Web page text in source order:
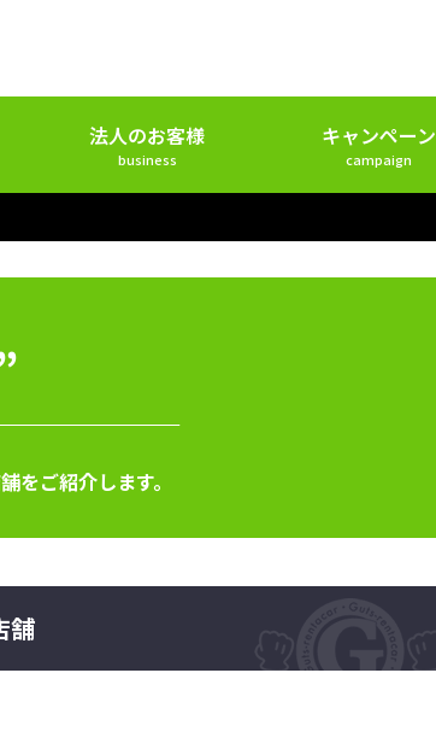
法人のお客様
business
キャンペーン
campaign
をご紹介します。
舗